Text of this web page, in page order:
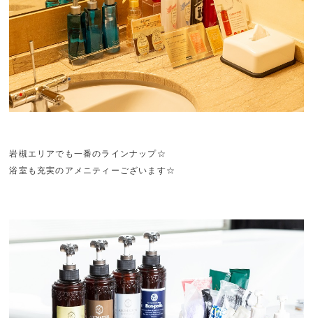
岩槻エリアでも一番のラインナップ☆
浴室も充実のアメニティーございます☆